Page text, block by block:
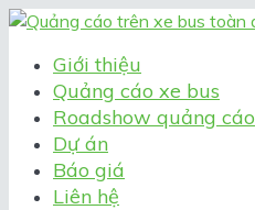
Giới thiệu
Quảng cáo xe bus
Roadshow quảng cáo
Dự án
Báo giá
Liên hệ